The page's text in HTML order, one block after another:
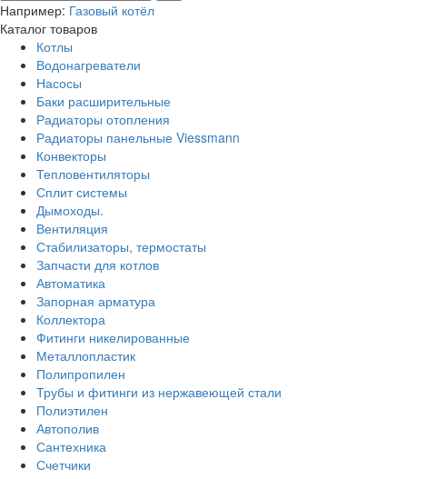
Например: Газовый котёл
Каталог товаров
Котлы
Водонагреватели
Насосы
Баки расширительные
Радиаторы отопления
Радиаторы панельные Viessmann
Конвекторы
Тепловентиляторы
Сплит системы
Дымоходы.
Вентиляция
Стабилизаторы, термостаты
Запчасти для котлов
Автоматика
Запорная арматура
Коллектора
Фитинги никелированные
Металлопластик
Полипропилен
Трубы и фитинги из нержавеющей стали
Полиэтилен
Автополив
Сантехника
Счетчики